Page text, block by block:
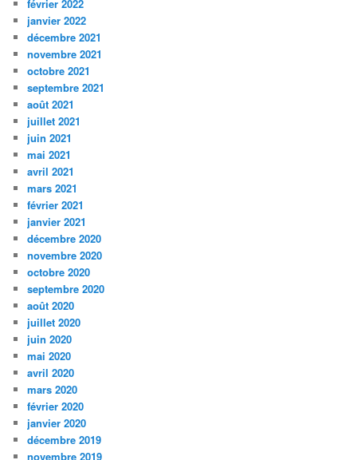
février 2022
janvier 2022
décembre 2021
novembre 2021
octobre 2021
septembre 2021
août 2021
juillet 2021
juin 2021
mai 2021
avril 2021
mars 2021
février 2021
janvier 2021
décembre 2020
novembre 2020
octobre 2020
septembre 2020
août 2020
juillet 2020
juin 2020
mai 2020
avril 2020
mars 2020
février 2020
janvier 2020
décembre 2019
novembre 2019